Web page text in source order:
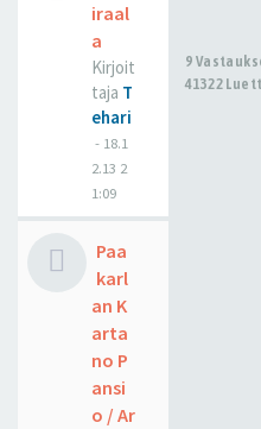
iraal
a
Kirjoit
taja T
ehari
- 18.1
2.13 2
1:09
9
41322
Paa
karl
an K
arta
no P
ansi
o / Ar